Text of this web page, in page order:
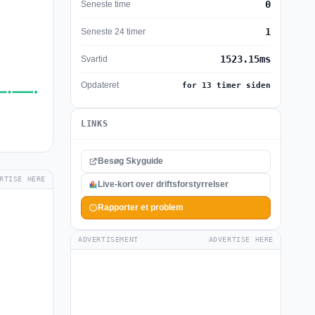
HERE
Seneste time 0
Seneste 24 timer 1
Svartid 1523.15ms
Opdateret for 13 timer siden
LINKS
Besøg Skyguide
Live-kort over driftsforstyrrelser
Rapporter et problem
ADVERTISEMENT ADVERTISE HERE